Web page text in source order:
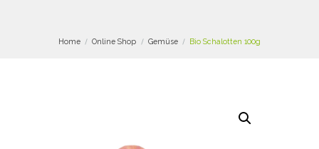
Home Online Shop Gemüse Bio Schalotten 100g